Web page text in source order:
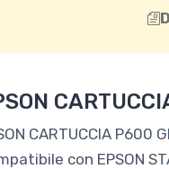
CARTUCCIA P600
con EPSON